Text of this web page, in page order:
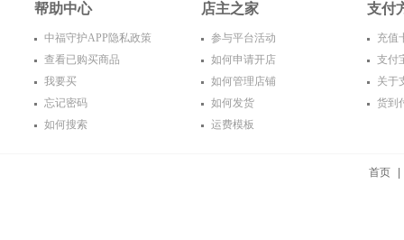
帮助中心
中福守护APP隐私政策
查看已购买商品
我要买
忘记密码
如何搜索
店主之家
参与平台活动
如何申请开店
如何管理店铺
如何发货
运费模板
支付
充值
支付
关于
货到
首页